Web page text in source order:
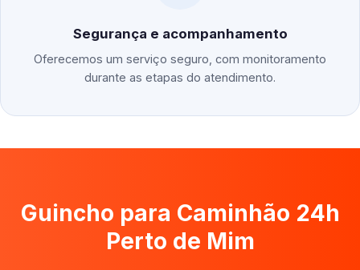
Segurança e acompanhamento
Oferecemos um serviço seguro, com monitoramento
durante as etapas do atendimento.
Guincho para Caminhão 24h
Perto de Mim